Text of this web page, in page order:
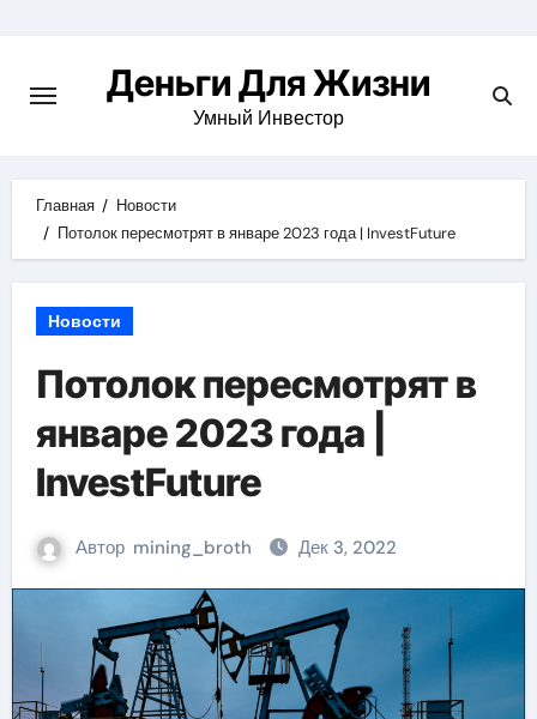
содержимомуДеньги Для Жизни
Умный Инвестор
Главная
Новости
Потолок пересмотрят в январе 2023 года | InvestFuture
Новости
Потолок пересмотрят в
январе 2023 года |
InvestFuture
Автор mining_broth Дек 3, 2022